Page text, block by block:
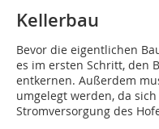
Kellerbau
Bevor die eigentlichen
es im ersten Schritt, den
entkernen. Außerdem
umgelegt werden, da
Stromversorgung des